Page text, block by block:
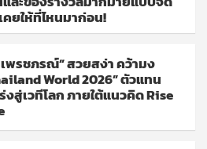
คยให้ที่ไหนมาก่อน!
พรชภรณ์” สวยสง่า คว้ามง
World 2026” ตัวแทน
สู่เวทีโลก ภายใต้แนวคิด Rise